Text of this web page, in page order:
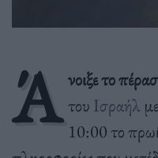
Ά νοιξε το
του Ισραήλ
10:00 το